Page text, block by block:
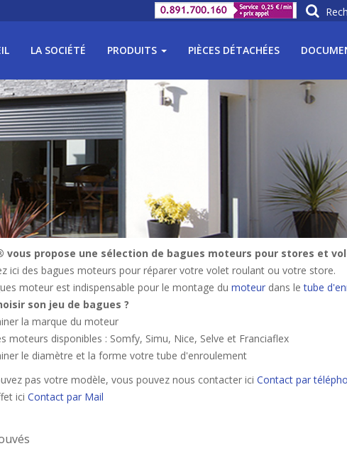
LA SOCIÉTÉ PRODUITS PIÈCES DÉTACHÉES
vous propose une sélection de bagues moteurs pour stores et
ici des bagues moteurs pour réparer votre volet roulant ou votre store.
moteur est indispensable pour le montage du moteurdans letube
son jeu de bagues ?
la marque du moteur
moteurs disponibles : Somfy, Simu, Nice, Selve et Franciaflex
le diamètre et la forme votre tube d'enroulement
pas votre modèle, vous pouvez nous contacter ici Contact par
ici Contact par Mail